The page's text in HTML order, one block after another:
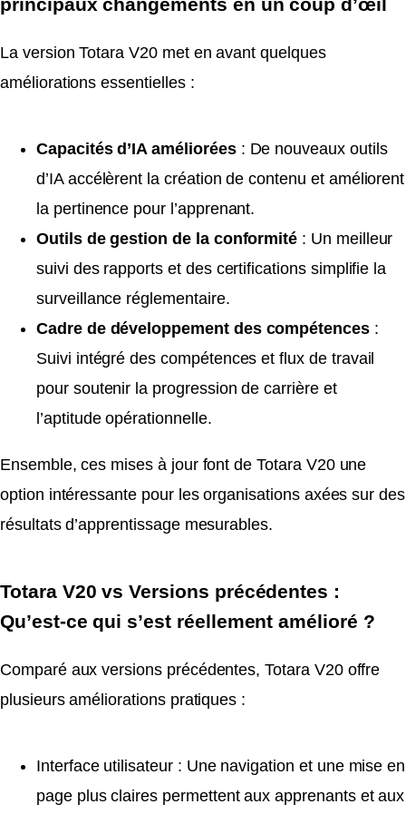
La version Totara V20 met en avant quelques
améliorations essentielles :
Capacités d’IA améliorées : De nouveaux outils
d’IA accélèrent la création de contenu et améliorent
la pertinence pour l’apprenant.
Outils de gestion de la conformité : Un meilleur
suivi des rapports et des certifications simplifie la
surveillance réglementaire.
Cadre de développement des compétences:
Suivi intégré des compétences et flux de travail
pour soutenir la progression de carrière et
l’aptitude opérationnelle.
Ensemble, ces mises à jour font de Totara V20 une
option intéressante pour les organisations axées sur des
résultats d’apprentissage mesurables.
Totara V20 vs Versions précédentes :
Qu’est-ce qui s’est réellement amélioré ?
Comparé aux versions précédentes, Totara V20 offre
plusieurs améliorations pratiques :
Interface utilisateur : Une navigation et une mise en
page plus claires permettent aux apprenants et aux